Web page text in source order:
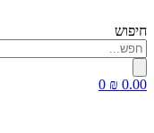
לתוכן
חיפוש
₪ 0.00
0